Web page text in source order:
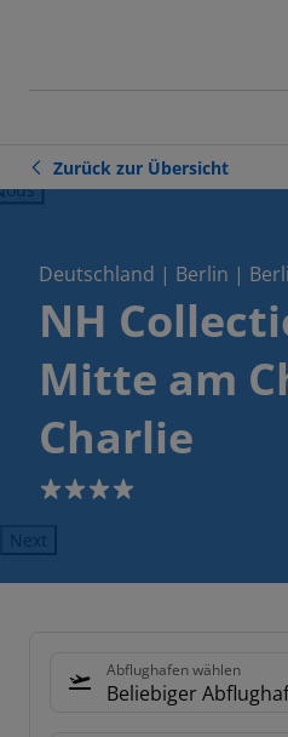
Zurück zur Übersicht
Deutschland | Berlin |
NH
Mitte am
Charlie
4
Next
Abflughafen wählen
Beliebiger